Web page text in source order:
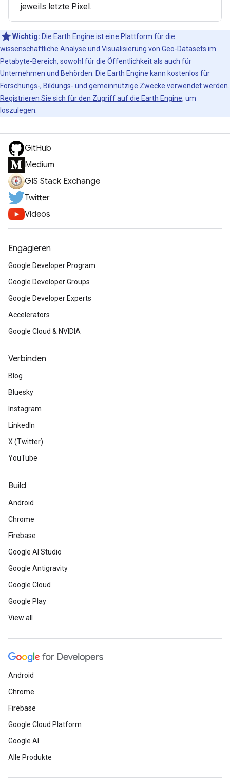
jeweils letzte Pixel.
Wichtig: Die Earth Engine ist eine Plattform für die
wissenschaftliche Analyse und Visualisierung von Geo-Datasets im
Petabyte-Bereich, sowohl für die Öffentlichkeit als auch für
Unternehmen und Behörden. Die Earth Engine kann kostenlos für
Forschungs-, Bildungs- und gemeinnützige Zwecke verwendet werden.
Registrieren Sie sich für den Zugriff auf die Earth Engine, um
loszulegen.
GitHub
Medium
GIS Stack Exchange
Twitter
Videos
Engagieren
Google Developer Program
Google Developer Groups
Google Developer Experts
Accelerators
Google Cloud & NVIDIA
Verbinden
Blog
Bluesky
Instagram
LinkedIn
X (Twitter)
YouTube
Build
Android
Chrome
Firebase
Google AI Studio
Google Antigravity
Google Cloud
Google Play
View all
Android
Chrome
Firebase
Google Cloud Platform
Google AI
Alle Produkte